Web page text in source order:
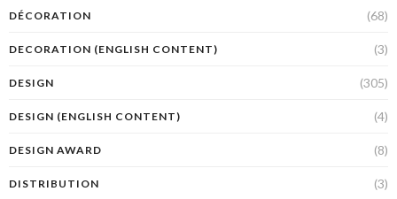
DÉCORATION (68)
DECORATION (ENGLISH CONTENT) (3)
DESIGN (305)
DESIGN (ENGLISH CONTENT) (4)
DESIGN AWARD (8)
DISTRIBUTION (3)